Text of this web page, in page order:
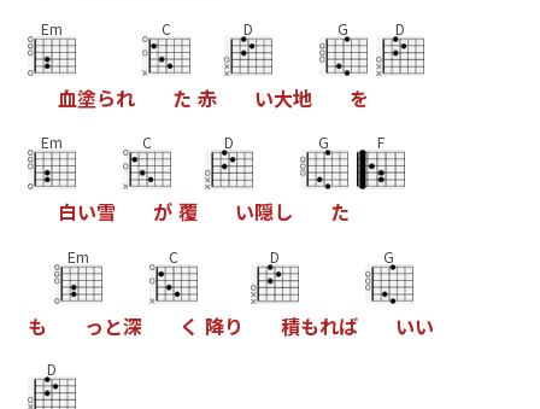
Em
血塗られ
C
た 赤
D
い大地
G
を
D
Em
白い雪
C
か 覆
D
い隠し
G
た
F
も
Em
っ と深
C
く 降り
D
積もれは
G
いい
D